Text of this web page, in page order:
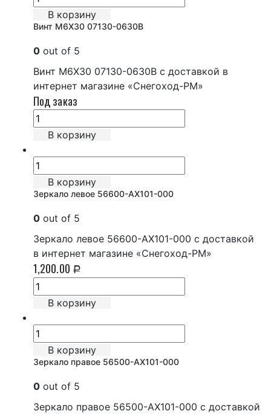
В корзину
Винт М6Х30 07130-0630B
0 out of 5
Винт М6Х30 07130-0630B с доставкой в
интернет магазине «Снегоход-РМ»
Под заказ
В корзину
В корзину
Зеркало левое 56600-AX101-000
0 out of 5
Зеркало левое 56600-AX101-000 с доставкой
в интернет магазине «Снегоход-РМ»
1,200.00 Р
В корзину
В корзину
Зеркало правое 56500-AX101-000
0 out of 5
Зеркало правое 56500-AX101-000 с доставкой